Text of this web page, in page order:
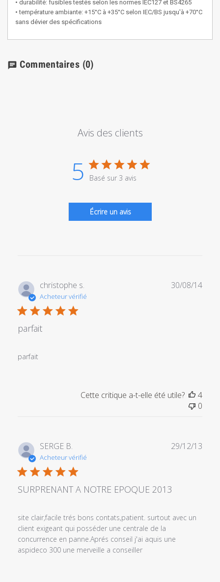
• durabilité: fusibles testés selon les normes IEC127 et BS4265
• température ambiante: +15°C à +35°C selon IEC/BS jusqu'à +70°C
sans dévier des spécifications
chat Commentaires (0)
Avis des clients
5 Basé sur 3 avis
Écrire un avis
christophe s.
Acheteur vérifié
parfait
parfait
Date
30/08/14
Cette critique a-t-elle été utile?
4
0
SERGE B.
Acheteur vérifié
SURPRENANT A NOTRE EPOQUE 2013
site clair,facile trés bons contats,patient. surtout avec un
client exigeant qui posséder une centrale de la
concurrence en panne.Aprés conseil j'ai aquis une
aspideco 300 une merveille a conseiller
29/12/13